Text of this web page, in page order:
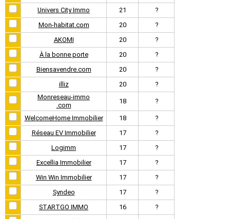
Univers City Immo
21
?
Mon-habitat.com
20
?
AKOMI
20
?
À la bonne porte
20
?
Biensavendre.com
20
?
illiz
20
?
Monreseau-immo
.com
18 ?
WelcomeHome Immobilier 18
?
Réseau EV Immobilier
17
?
Logimm
17
?
Excellia Immobilier
17
?
Win Win Immobilier
17
?
Syndeo
17
?
STARTGO IMMO
16
?